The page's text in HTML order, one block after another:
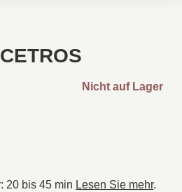
Nicht auf Lager
20 bis 45 min Lesen Sie mehr.